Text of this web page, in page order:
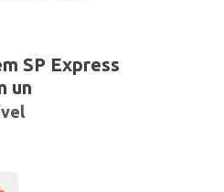
SP Express
un